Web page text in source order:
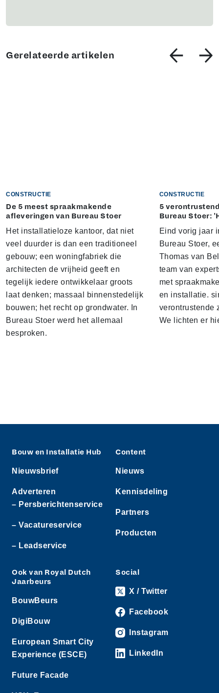
Gerelateerde artikelen
CONSTRUCTIE
De 5 meest spraakmakende
afleveringen van Bureau Stoer
Het installatieloze kantoor, dat niet
veel duurder is dan een traditioneel
gebouw; een woningfabriek die
architecten de vrijheid geeft en
tegelijk iedere ontwikkelaar groots
laat denken; massaal binnenstedelijk
bouwen; het recht op grondwater. In
Bureau Stoer werd het allemaal
besproken.
CONSTRUCTIE
5
Bureau Stoer:
Eind vorig jaar
Bureau Stoer,
Thomas van
team van
met
en installatie.
verontrustende
We lichten er
Bouw en Installatie Hub
Nieuwsbrief
Adverteren
– Persberichtenservice
– Vacatureservice
– Leadservice
Content
Nieuws
Kennisdeling
Partners
Producten
Ook van Royal Dutch
Jaarbeurs
BouwBeurs
DigiBouw
European Smart City
Experience (ESCE)
Future Facade
Social
X / Twitter
Facebook
Instagram
LinkedIn